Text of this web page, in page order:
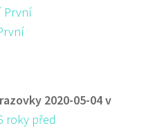
První
2020-05-04 v
roky před